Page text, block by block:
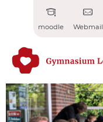
moodle Webmail